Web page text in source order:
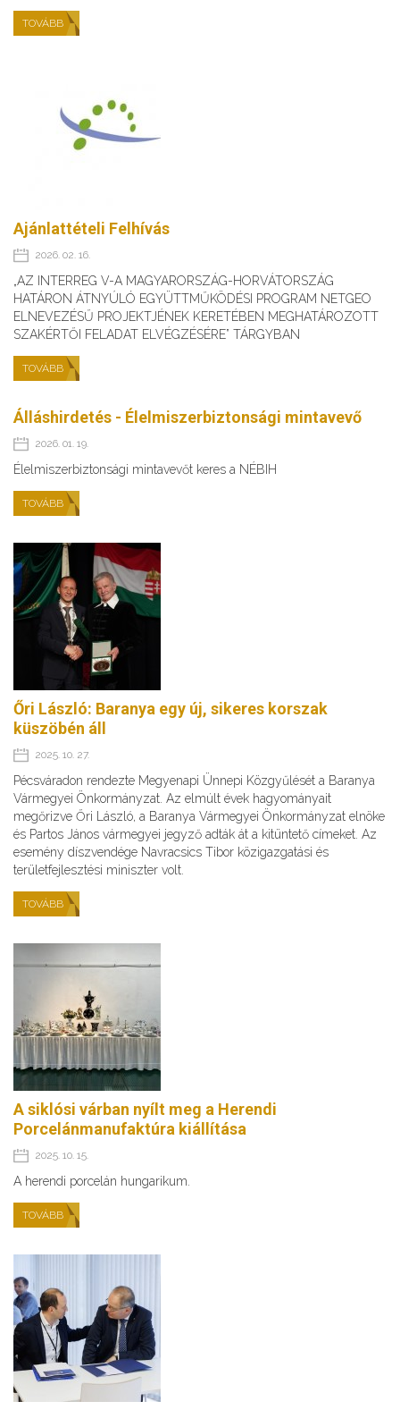
TOVÁBB
Ajánlattételi Felhívás
2026. 02. 16.
„AZ INTERREG V-A MAGYARORSZÁG-HORVÁTORSZÁG
HATÁRON ÁTNYÚLÓ EGYÜTTMŰKÖDÉSI PROGRAM NETGEO
ELNEVEZÉSŰ PROJEKTJÉNEK KERETÉBEN MEGHATÁROZOTT
SZAKÉRTŐI FELADAT ELVÉGZÉSÉRE” TÁRGYBAN
TOVÁBB
Álláshirdetés - Élelmiszerbiztonsági mintavevő
2026. 01. 19.
Élelmiszerbiztonsági mintavevőt keres a NÉBIH
TOVÁBB
Őri László: Baranya egy új, sikeres korszak
küszöbén áll
2025. 10. 27.
Pécsváradon rendezte Megyenapi Ünnepi Közgyűlését a Baranya
Vármegyei Önkormányzat. Az elmúlt évek hagyományait
megőrizve Őri László, a Baranya Vármegyei Önkormányzat elnöke
és Partos János vármegyei jegyző adták át a kitüntető címeket. Az
esemény díszvendége Navracsics Tibor közigazgatási és
területfejlesztési miniszter volt.
TOVÁBB
A siklósi várban nyílt meg a Herendi
Porcelánmanufaktúra kiállítása
2025. 10. 15.
A herendi porcelán hungarikum.
TOVÁBB